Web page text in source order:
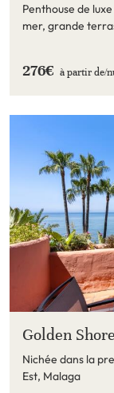
Penthouse de
mer, grande
276€ à partir de/
Golden
Nichée dans la
Est, Malaga